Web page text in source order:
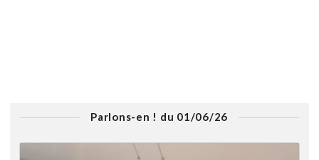
Parlons-en ! du 01/06/26